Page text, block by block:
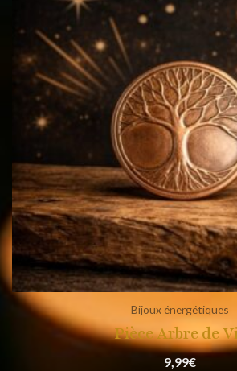
Bijoux énergétiques
Pièce Arbre de
9,99€